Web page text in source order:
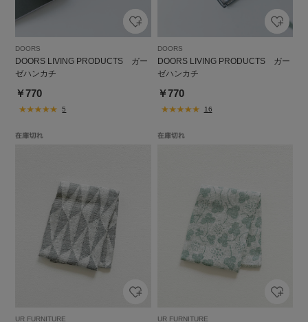
DOORS
DOORS LIVING PRODUCTS ガー
ゼハンカチ
￥770
5
DOORS
DOORS LIVING PRODUCTS ガー
ゼハンカチ
￥770
16
UR FURNITURE UR FURNITURE